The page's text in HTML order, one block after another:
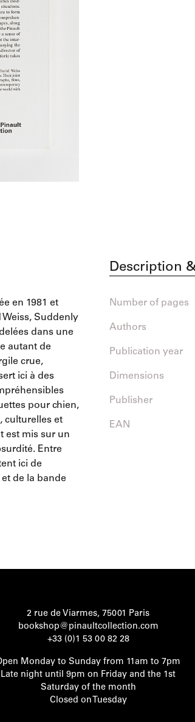
en 1981 et
Suddenly
dans une
autant de
crue,
ici à des
pour chien,
culturelles et
est mis sur un
Entre
ici de
de la bande
Description
Number of pages
Authors
Publication year
Dimensions
Publisher
EAN
2 rue de Viarmes, 75001 Paris
bookshop@pinaultcollection.com
+33 (0)1 53 00 82 28
Monday to Sunday from 11am to 7pm
Late night until 9pm on Friday and the 1st
Saturday of the month
Closed on Tuesday